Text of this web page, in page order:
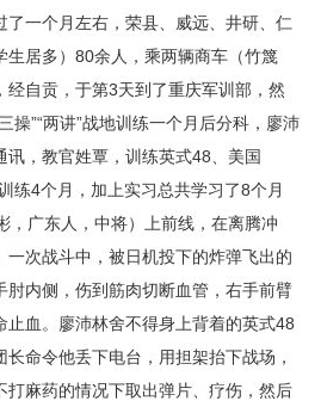
了一个月左右，荣县、威远、井研、仁
生居多）80余人，乘两辆商车（竹篾
经自贡，于第3天到了重庆军训部，然
操”“两讲”战地训练一个月后分科，廖沛
，教官姓覃，训练英式48、美国
练4个月，加上实习总共学习了8个月
，广东人，中将）上前线，在离腾冲
一次战斗中，被日机投下的炸弹飞出的
肘内侧，伤到筋肉切断血管，右手前臂
止血。廖沛林舍不得身上背着的英式48
命令他丢下电台，用担架抬下战场，
打麻药的情况下取出弹片、疗伤，然后